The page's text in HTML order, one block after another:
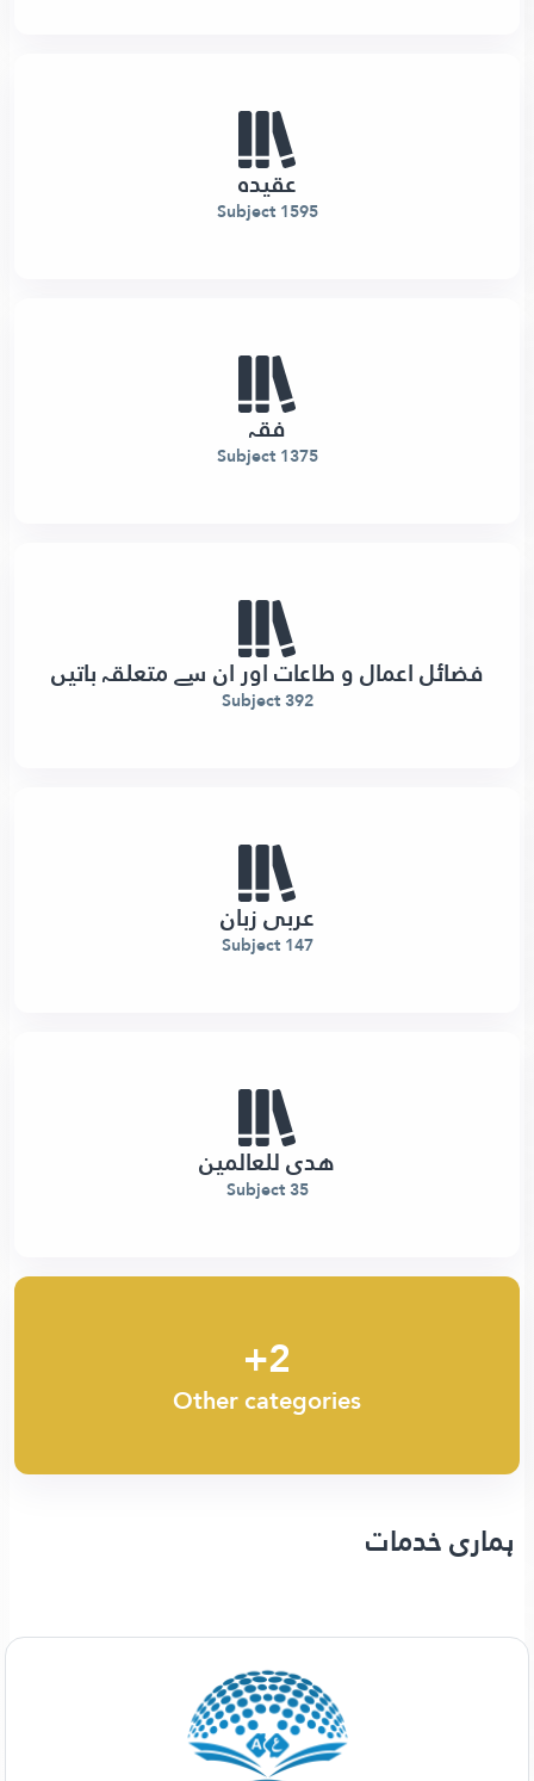
عقیدہ
1595 Subject
فقہ
1375 Subject
فضائل اعمال و طاعات اور ان سے متعلقہ باتیں
392 Subject
عربی زبان
147 Subject
هدى للعالمين
35 Subject
2+
Other categories
ہماری خدمات